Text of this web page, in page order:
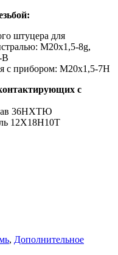
штуцера для
М20х1,5-8g,
B
с прибором: М20х1,5-7Н
с
36НХТЮ
12Х18Н10Т
, Дополнительное